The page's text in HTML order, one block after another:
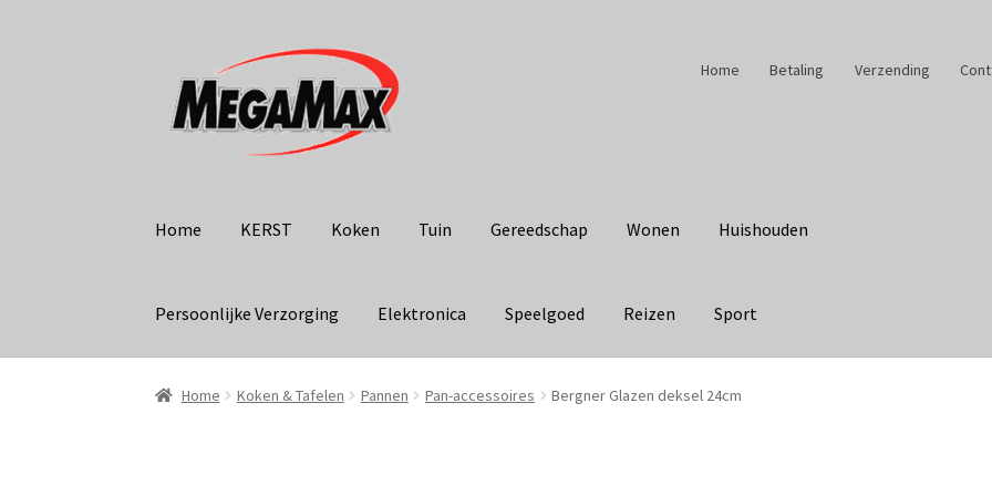
door
naar
naar
Home Betaling Verzending
Home KERST Koken Tuin Gereedschap Wonen Huishouden
Persoonlijke Verzorging Elektronica Speelgoed Reizen Sport
Home Koken & Tafelen Pannen Pan-accessoires Bergner Glazen deksel 24cm